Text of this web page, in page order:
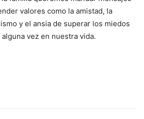
valores como la amistad, la
y el ansia de superar los miedos
vez en nuestra vida.